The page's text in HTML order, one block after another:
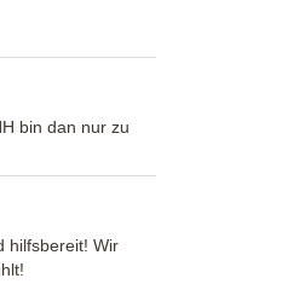
bin dan nur zu
hilfsbereit! Wir